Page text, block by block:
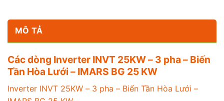
MÔ TẢ
Các dòng Inverter INVT 25KW – 3 pha – Biến
Tần Hòa Lưới – IMARS BG 25 KW
Inverter INVT 25KW – 3 pha – Biến Tần Hòa Lưới –